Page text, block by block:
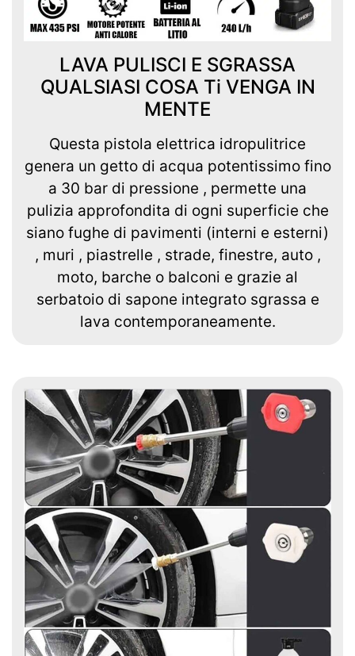
LAVA PULISCI E SGRASSA
QUALSIASI COSA Ti VENGA IN
MENTE
Questa pistola elettrica idropulitrice
genera un getto di acqua potentissimo fino
a 30 bar di pressione , permette una
pulizia approfondita di ogni superficie che
siano fughe di pavimenti (interni e esterni)
, muri , piastrelle , strade, finestre, auto ,
moto, barche o balconi e grazie al
serbatoio di sapone integrato sgrassa e
lava contemporaneamente.